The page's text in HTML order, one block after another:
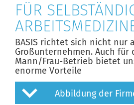
FÜR
BASIS richtet sich nicht nur
Großunternehmen. Auch für
Mann/Frau-Betrieb bietet
enorme Vorteile
Abbildung der